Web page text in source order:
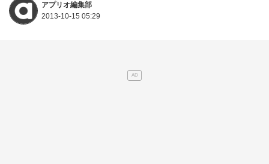
アプリオ編集部
2013-10-15 05:29